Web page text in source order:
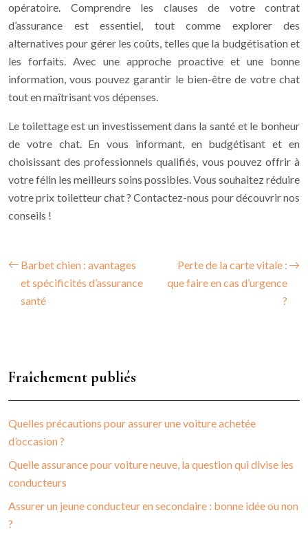
opératoire. Comprendre les clauses de votre contrat
d’assurance est essentiel, tout comme explorer des
alternatives pour gérer les coûts, telles que la budgétisation et
les forfaits. Avec une approche proactive et une bonne
information, vous pouvez garantir le bien-être de votre chat
tout en maîtrisant vos dépenses.
Le toilettage est un investissement dans la santé et le bonheur
de votre chat. En vous informant, en budgétisant et en
choisissant des professionnels qualifiés, vous pouvez offrir à
votre félin les meilleurs soins possibles. Vous souhaitez réduire
votre prix toiletteur chat ? Contactez-nous pour découvrir nos
conseils !
Barbet chien : avantages
et spécificités d’assurance
santé
Perte de la carte vitale :
que faire en cas d’urgence
?
Fraîchement publiés
Quelles précautions pour assurer une voiture achetée
d’occasion ?
Quelle assurance pour voiture neuve, la question qui divise les
conducteurs
Assurer un jeune conducteur en secondaire : bonne idée ou non
?